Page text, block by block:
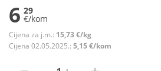
6 29
€/kom
Cijena za j.m.: 15,73 €/kg
Cijena 02.05.2025.: 5,15 €/kom